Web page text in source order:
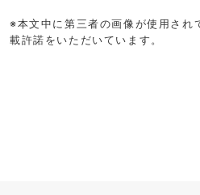
※本文中に第三者の画像が使用され
載許諾をいただいています。